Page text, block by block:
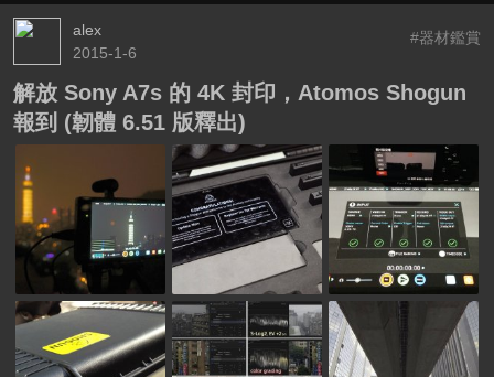
alex
2015-1-6
#器材鑑賞
解放 Sony A7s 的 4K 封印，Atomos Shogun
報到 (韌體 6.51 版釋出)